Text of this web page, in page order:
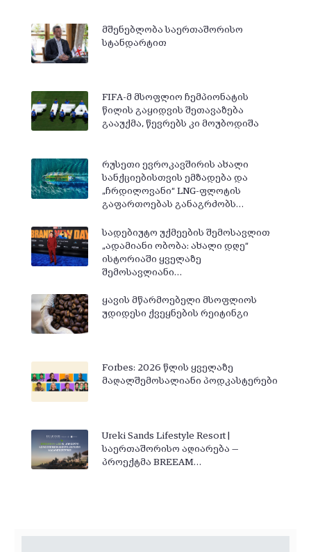
მშენებლობა საერთაშორისო
სტანდარტით
FIFA-მ მსოფლიო ჩემპიონატის
წილის გაყიდვის შეთავაზება
გააუქმა, წევრებს კი მოუბოდიშა
რუსეთი ევროკავშირის ახალი
სანქციებისთვის ემზადება და
„ჩრდილოვანი“ LNG-ფლოტის
გაფართოებას განაგრძობს…
სადებიუტო უქმეების შემოსავლით
„ადამიანი ობობა: ახალი დღე“
ისტორიაში ყველაზე
შემოსავლიანი…
ყავის მწარმოებელი მსოფლიოს
უდიდესი ქვეყნების რეიტინგი
Forbes: 2026 წლის ყველაზე
მაღალშემოსალიანი პოდკასტერები
Ureki Sands Lifestyle Resort |
საერთაშორისო აღიარება —
პროექტმა BREEAM…